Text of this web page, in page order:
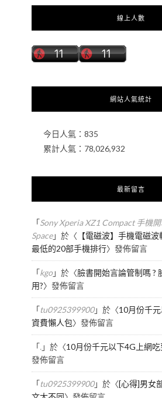
線上人數
網站人氣統計
今日人氣： 835
累計人氣： 78,026,932
最新留言
「Sony Xperia XZ1 Compact 手機
Space」於〈 【電磁波】手機電磁
最低的20部手機排行〉發佈留言
「kgo」於〈臉書開始言論管制嗎 ?
用?〉發佈留言
「tu0925399900」於〈10月份千
資費懶人包〉發佈留言
「.」於〈10月份千元以下4G上網
發佈留言
「tu0925399900」於〈[心得]男女